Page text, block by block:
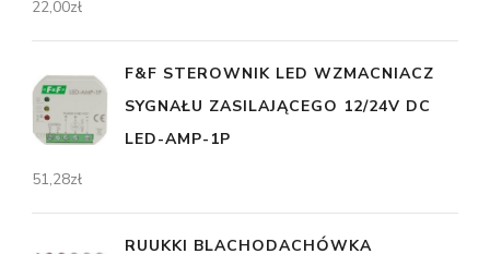
22,00zł
F&F STEROWNIK LED WZMACNIACZ
SYGNAŁU ZASILAJĄCEGO 12/24V DC
LED-AMP-1P
51,28zł
RUUKKI BLACHODACHÓWKA